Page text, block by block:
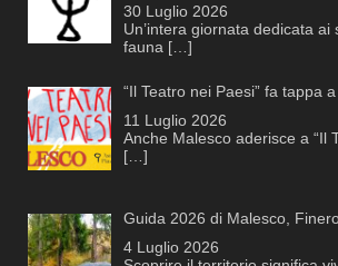
30 Luglio 2026
Un’intera giornata dedicata ai
fauna […]
“Il Teatro nei Paesi” fa tappa
11 Luglio 2026
Anche Malesco aderisce a “Il
[…]
Guida 2026 di Malesco,
4 Luglio 2026